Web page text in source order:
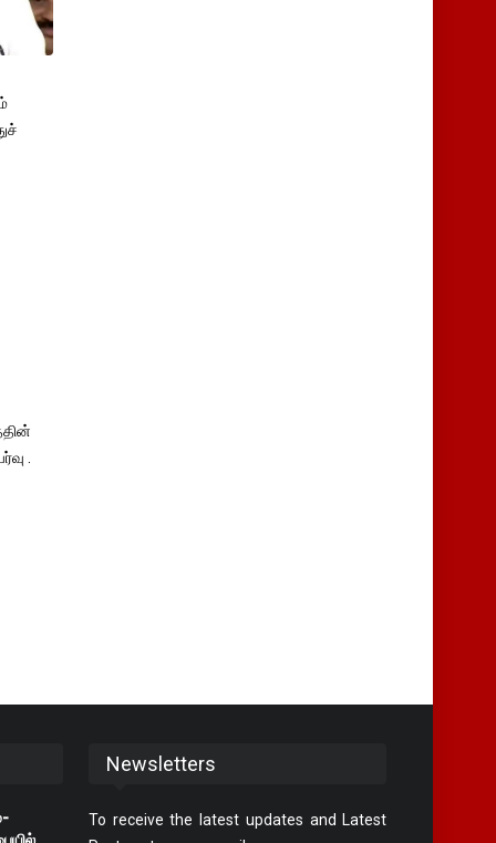
.
Newsletters
To receive the latest updates and Latest